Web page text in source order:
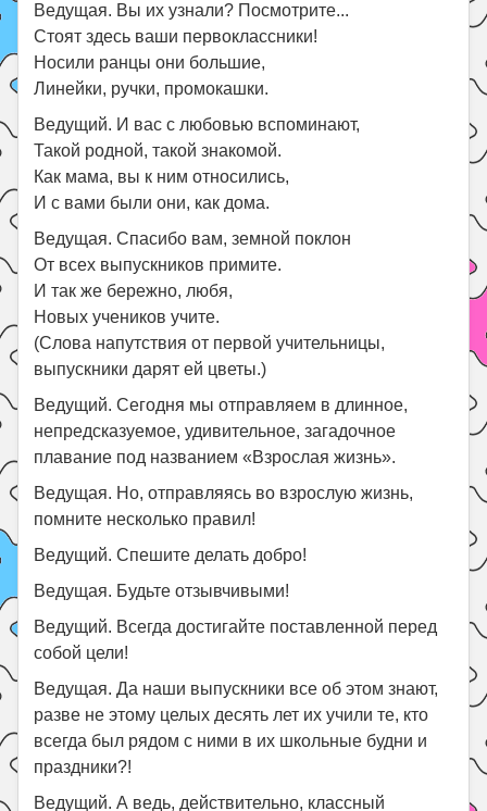
Ведущая. Вы их узнали? Посмотрите...
Стоят здесь ваши первоклассники!
Носили ранцы они большие,
Линейки, ручки, промокашки.
Ведущий. И вас с любовью вспоминают,
Такой родной, такой знакомой.
Как мама, вы к ним относились,
И с вами были они, как дома.
Ведущая. Спасибо вам, земной поклон
От всех выпускников примите.
И так же бережно, любя,
Новых учеников учите.
(Слова напутствия от первой учительницы,
выпускники дарят ей цветы.)
Ведущий. Сегодня мы отправляем в длинное,
непредсказуемое, удивительное, загадочное
плавание под названием «Взрослая жизнь».
Ведущая. Но, отправляясь во взрослую жизнь,
помните несколько правил!
Ведущий. Спешите делать добро!
Ведущая. Будьте отзывчивыми!
Ведущий. Всегда достигайте поставленной перед
собой цели!
Ведущая. Да наши выпускники все об этом знают,
разве не этому целых десять лет их учили те, кто
всегда был рядом с ними в их школьные будни и
праздники?!
Ведущий. А ведь, действительно, классный